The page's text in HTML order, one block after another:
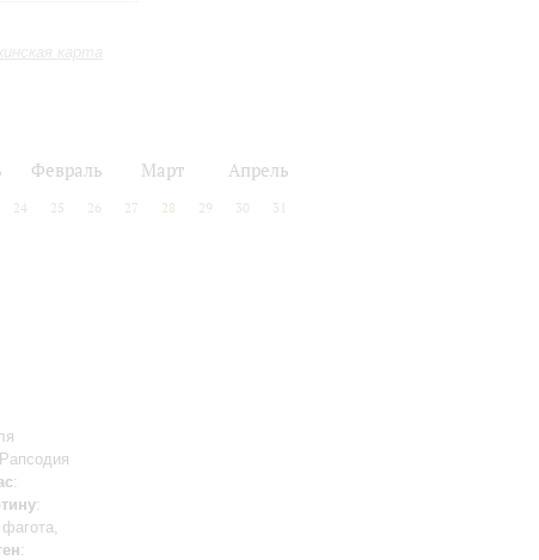
карта
Февраль Март Апрель
24 25 26 27 28 29 30 31
:
:
: